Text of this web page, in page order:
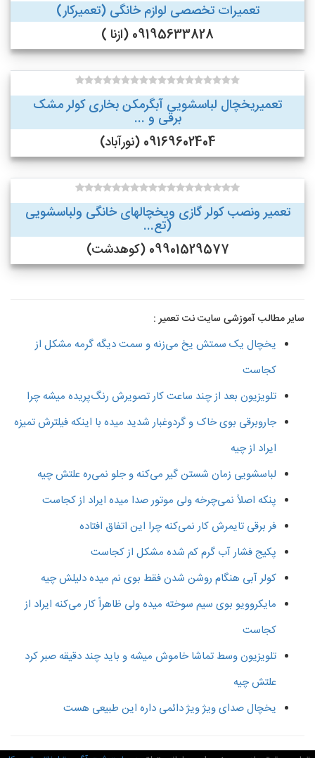
تعمیرات تخصصی لوازم خانگی (تعمیرکار)
09195633828 (ازنا )
تعمیریخچال لباسشویی آبگرمکن بخاری کولر مشک
برقی و ...
09169602404 (نورآباد)
تعمیر ونصب کولر گازی ویخچالهای خانگی ولباسشویی
(تع...
09901529577 (کوهدشت)
سایر مطالب آموزشی سایت نت تعمیر :
یخچال یک سمتش یخ می‌زنه و سمت دیگه گرمه مشکل از
کجاست
تلویزیون بعد از چند ساعت کار تصویرش رنگ‌پریده میشه چرا
جاروبرقی بوی خاک و گردوغبار شدید میده با اینکه فیلترش تمیزه
ایراد از چیه
لباسشویی زمان شستن گیر می‌کنه و جلو نمی‌ره علتش چیه
پنکه اصلاً نمی‌چرخه ولی موتور صدا میده ایراد از کجاست
فر برقی تایمرش کار نمی‌کنه چرا این اتفاق افتاده
پکیج فشار آب گرم کم شده مشکل از کجاست
کولر آبی هنگام روشن شدن فقط بوی نم میده دلیلش چیه
مایکروویو بوی سیم سوخته میده ولی ظاهراً کار می‌کنه ایراد از
کجاست
تلویزیون وسط تماشا خاموش میشه و باید چند دقیقه صبر کرد
علتش چیه
یخچال صدای ویژ ویژ دائمی داره این طبیعی هست